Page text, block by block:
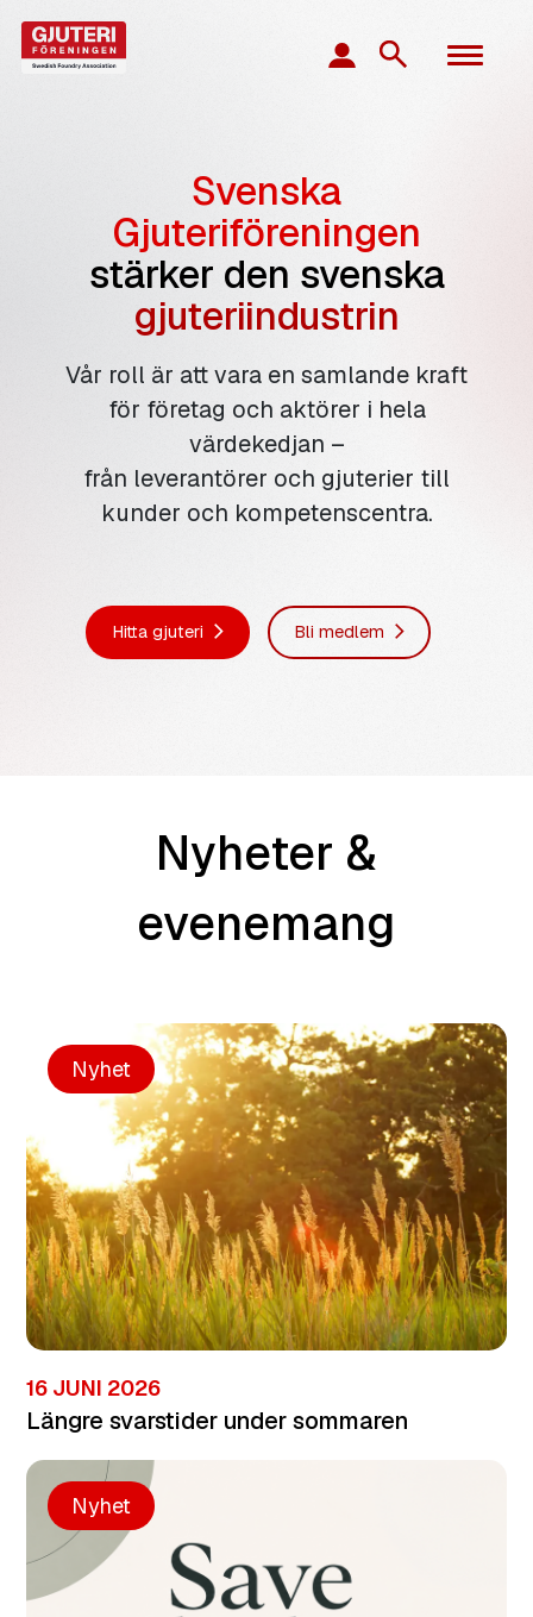
Svenska
Gjuteriföreningen
stärker den svenska
gjuteriindustrin
Vår roll är att vara en samlande kraft
för företag och aktörer i hela
värdekedjan –
från leverantörer och gjuterier till
kunder och kompetenscentra.
Hitta gjuteri Bli medlem
Nyheter &
evenemang
Nyhet
16 JUNI 2026
Längre svarstider under sommaren
Nyhet